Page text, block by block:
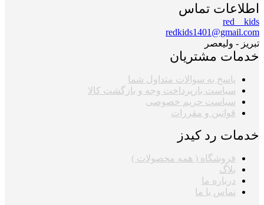
اطلاعات تماس
red__kids
redkids1401@gmail.com
تبریز - ولیعصر
خدمات مشتریان
پاسخ به سوالات متداول شما
سیاست بازپرداخت وجه و بازگشت کالا
سیاست حریم خصوصی
قوانین و مقررات
خدمات رد کیدز
فروشگاه ( همه محصولات )
بلاگ
درباره ما
تماس با ما